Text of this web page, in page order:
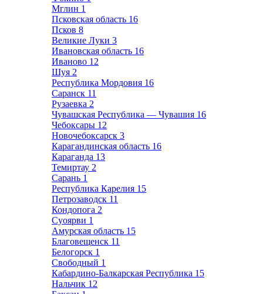
Мглин 1
Псковская область 16
Псков 8
Великие Луки 3
Ивановская область 16
Иваново 12
Шуя 2
Республика Мордовия 16
Саранск 11
Рузаевка 2
Чувашская Республика — Чувашия 16
Чебоксары 12
Новочебоксарск 3
Карагандинская область 16
Караганда 13
Темиртау 2
Сарань 1
Республика Карелия 15
Петрозаводск 11
Кондопога 2
Суоярви 1
Амурская область 15
Благовещенск 11
Белогорск 1
Свободный 1
Кабардино-Балкарская Республика 15
Нальчик 12